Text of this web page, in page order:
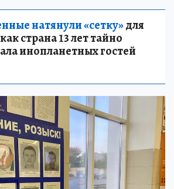
натянули «сетку»для
страна 13 лет тайно
инопланетных гостей